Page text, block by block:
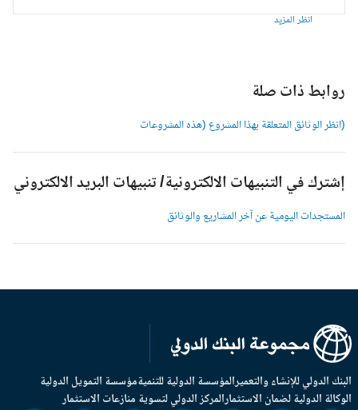
انظر المزيد
روابط ذات صلة
(انظر الوثائق المتعلقة بهذا المشروع (هذه المشروعات
إشترك في التنبيهات الالكترونية/ تنبيهات البريد الالكتروني
المستجدات اليومية عن آخر المشاريع والوثائق
الدولي للإنشاء والتعميرالمؤسسة الدولية للتنميةمؤسسة التمويل الدولية
الدولية لضمان الاستثمارالمركز الدولي لتسوية منازعات الاستثمار